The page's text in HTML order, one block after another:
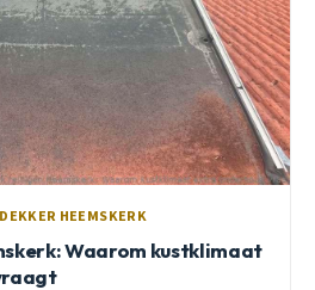
HEEMSKERK
Waarom kustklimaat